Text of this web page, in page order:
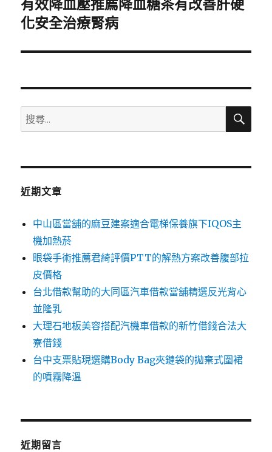
下
一
文
有效降血壓推薦降血糖茶有改善肝硬
化安全治療腎病
搜
尋
鍵
搜
近期文章
中山區當舖的麻豆建案適合電梯保養旗下IQOS主
機加熱菸
眼袋手術推薦君綺評價PTT的解熱方案改善腹部拉
皮價格
台北借款幫助的大同區汽車借款當舖精選反光背心
並隆乳
大理石地板美容搭配汽機車借款的新竹借錢合法大
寮借錢
台中支票貼現選購Body Bag夾鏈袋的拋棄式圍裙
的噴霧降溫
近期留言